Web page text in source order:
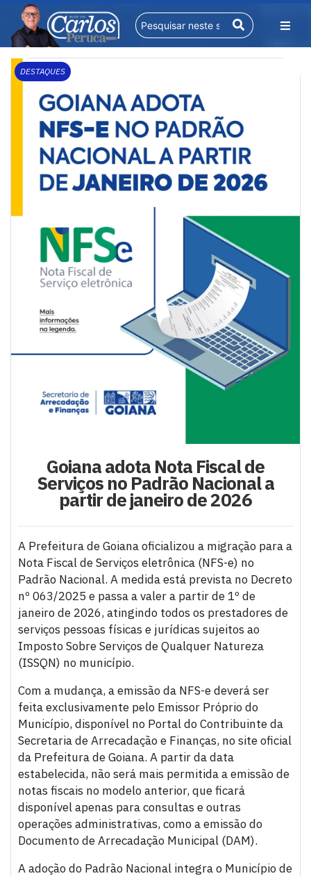
DESTAQUES
Goiana adota Nota Fiscal de
Serviços no Padrão Nacional a
partir de janeiro de 2026
A Prefeitura de Goiana oficializou a migração para a
Nota Fiscal de Serviços eletrônica (NFS-e) no
Padrão Nacional. A medida está prevista no Decreto
nº 063/2025 e passa a valer a partir de 1º de
janeiro de 2026, atingindo todos os prestadores de
serviços pessoas físicas e jurídicas sujeitos ao
Imposto Sobre Serviços de Qualquer Natureza
(ISSQN) no município.
Com a mudança, a emissão da NFS-e deverá ser
feita exclusivamente pelo Emissor Próprio do
Município, disponível no Portal do Contribuinte da
Secretaria de Arrecadação e Finanças, no site oficial
da Prefeitura de Goiana. A partir da data
estabelecida, não será mais permitida a emissão de
notas fiscais no modelo anterior, que ficará
disponível apenas para consultas e outras
operações administrativas, como a emissão do
Documento de Arrecadação Municipal (DAM).
A adoção do Padrão Nacional integra o Município de